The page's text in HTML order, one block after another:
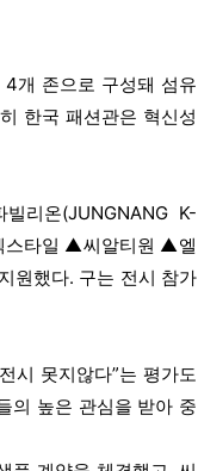
4개 존으로 구성돼 섬유
한국 패션관은 혁신성
리온(JUNGNANG K-
스타일 ▲씨알티원 ▲엘
했다. 구는 전시 참가
시 못지않다”는 평가도
의 높은 관심을 받아 중